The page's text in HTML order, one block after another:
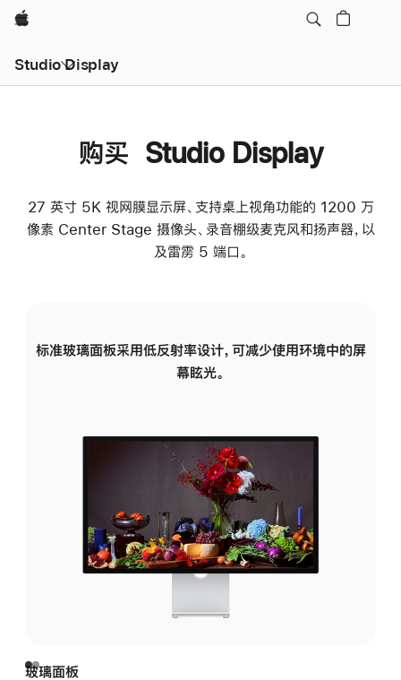
Apple
Studio Display
购买 Studio Display
27 英寸 5K 视网膜显示屏、支持桌上视角功能的 1200 万
像素 Center Stage 摄像头、录音棚级麦克风和扬声器，以
及雷雳 5 端口。
标准玻璃面板采用低反射率设计，可减少使用环境中的屏
幕眩光。
玻璃面板